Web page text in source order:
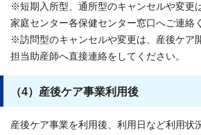
※短期入所型、通所型のキャンセルや変更
家庭センター各保健センター窓口へご連絡
※訪問型のキャンセルや変更は、産後ケア
担当助産師へ直接連絡をしてください。
（4）産後ケア事業利用後
産後ケア事業を利用後、利用日など利用状